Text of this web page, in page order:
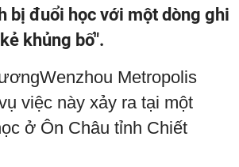
bị đuổi học với một dòng ghi
khủng bố".
Metropolis
việc này xảy ra tại một
ở Ôn Châu tỉnh Chiết